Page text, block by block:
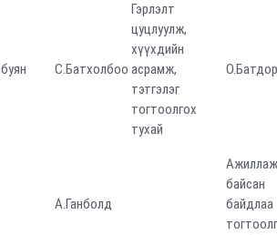
С.Батхолбоо
Гэрлэлт
цуцлуулж,
хүүхдийн
асрамж,
тэтгэлэг
тогтоолгох
тухай
А.Ганболд
Ажиллаж
байсан
байдлаа